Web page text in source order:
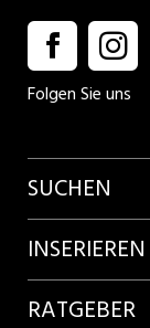
Folgen Sie uns
SUCHEN
Firmenprofile
Lehrstellen suchen
INSERIEREN
Kundenlogin
RATGEBER